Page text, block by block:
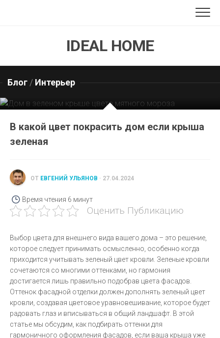
IDEAL HOME
Блог / Интерьер
В какой цвет покрасить дом если крыша
зеленая
ОТ ЕВГЕНИЙ УЛЬЯНОВ · 27.04.2024
Время чтения 6 минут
Оценить Публикацию
Выбор цвета для внешнего вида вашего дома – это решение,
которое следует принимать осмысленно, особенно когда
приходится учитывать зеленый цвет кровли. Зеленые кровли
сочетаются со многими оттенками, но гармония
достигается лишь правильно подобрав цвета фасадов.
Оттенок фасадной отделки должен дополнять зеленый цвет
кровли, создавая цветовое уравновешивание, которое будет
радовать глаз и вписываться в общий ландшафт. В этой
статье мы обсудим, как подбирать оттенки для
гармоничного оформления фасадов, если ваша крыша уже